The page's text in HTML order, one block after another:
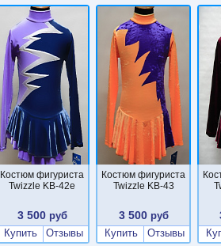
Костюм фигуриста
Twizzle KB-42e
3 500 руб
Купить
Отзывы
Костюм фигуриста
Twizzle KB-43
3 500руб
Купить
Отзывы